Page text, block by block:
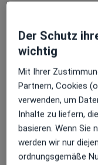
Dr. med.
Psychiaterin
55
Der Schutz
wichtig
Mit Ihrer
Partnern, Cookies
verwenden, um
Inhalte zu liefern,
basieren. Wenn Sie
werden wir nur
ordnungsgemäße